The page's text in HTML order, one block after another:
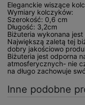
Eleganckie wiszące
Wymiary kolczyków:
Szerokość: 0,6 cm
Długość: 3,2cm
Biżuteria wykonana
Największą zaletą tej
dobry jakościowo
Biżuteria jest odporna
atmosferycznych- nie
na długo zachowuje
Inne podobne